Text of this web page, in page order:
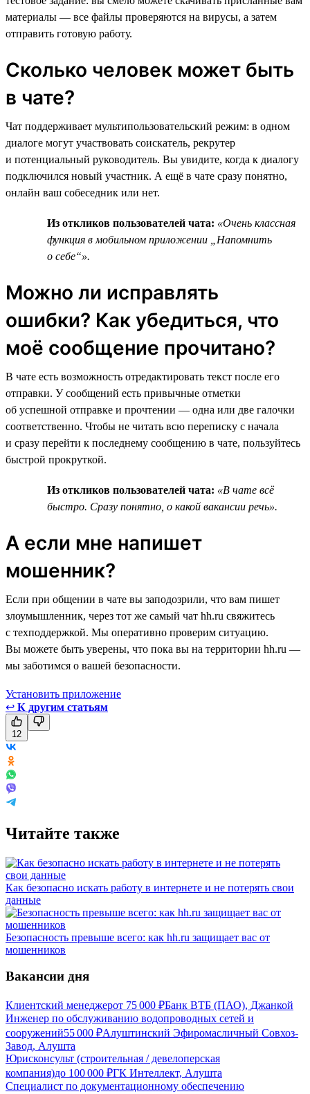
материалы — все файлы проверяются на вирусы, а затем
отправить готовую работу.
Сколько человек может быть
в чате?
Чат поддерживает мультипользовательский режим: в одном
диалоге могут участвовать соискатель, рекрутер
и потенциальный руководитель. Вы увидите, когда к диалогу
подключился новый участник. А ещё в чате сразу понятно,
онлайн ваш собеседник или нет.
Из откликов пользователей чата: «Очень классная
функция в мобильном приложении „Напомнить
о себе“».
Можно ли исправлять
ошибки? Как убедиться, что
моё сообщение прочитано?
В чате есть возможность отредактировать текст после его
отправки. У сообщений есть привычные отметки
об успешной отправке и прочтении — одна или две галочки
соответственно. Чтобы не читать всю переписку с начала
и сразу перейти к последнему сообщению в чате, пользуйтесь
быстрой прокруткой.
Из откликов пользователей чата: «В чате всё
быстро. Сразу понятно, о какой вакансии речь».
А если мне напишет
мошенник?
Если при общении в чате вы заподозрили, что вам пишет
злоумышленник, через тот же самый чат hh.ru свяжитесь
с техподдержкой. Мы оперативно проверим ситуацию.
Вы можете быть уверены, что пока вы на территории hh.ru —
мы заботимся о вашей безопасности.
Установить приложение
↩ К другим статьям
12
Читайте также
Как безопасно искать работу в интернете и не потерять свои
данные
Безопасность превыше всего: как hh.ru защищает вас от
мошенников
Вакансии дня
Клиентский менеджерот 75 000 ₽Банк ВТБ (ПАО), Джанкой
Инженер по обслуживанию водопроводных сетей и
сооружений55 000 ₽Алуштинский Эфиромасличный Совхоз-
Завод, Алушта
Юрисконсульт (строительная / девелоперская
компания)до 100 000 ₽ГК Интеллект, Алушта
Специалист по документационному обеспечению